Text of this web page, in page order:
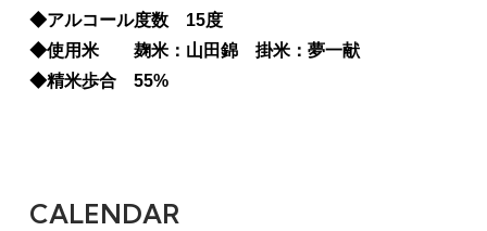
◆アルコール度数 15度
◆使用米 麹米：山田錦 掛米：夢一献
◆精米歩合 55%
CALENDAR